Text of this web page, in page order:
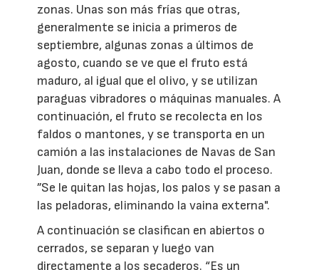
zonas. Unas son más frías que otras,
generalmente se inicia a primeros de
septiembre, algunas zonas a últimos de
agosto, cuando se ve que el fruto está
maduro, al igual que el olivo, y se utilizan
paraguas vibradores o máquinas manuales. A
continuación, el fruto se recolecta en los
faldos o mantones, y se transporta en un
camión a las instalaciones de Navas de San
Juan, donde se lleva a cabo todo el proceso.
”Se le quitan las hojas, los palos y se pasan a
las peladoras, eliminando la vaina externa".
A continuación se clasifican en abiertos o
cerrados, se separan y luego van
directamente a los secaderos. “Es un